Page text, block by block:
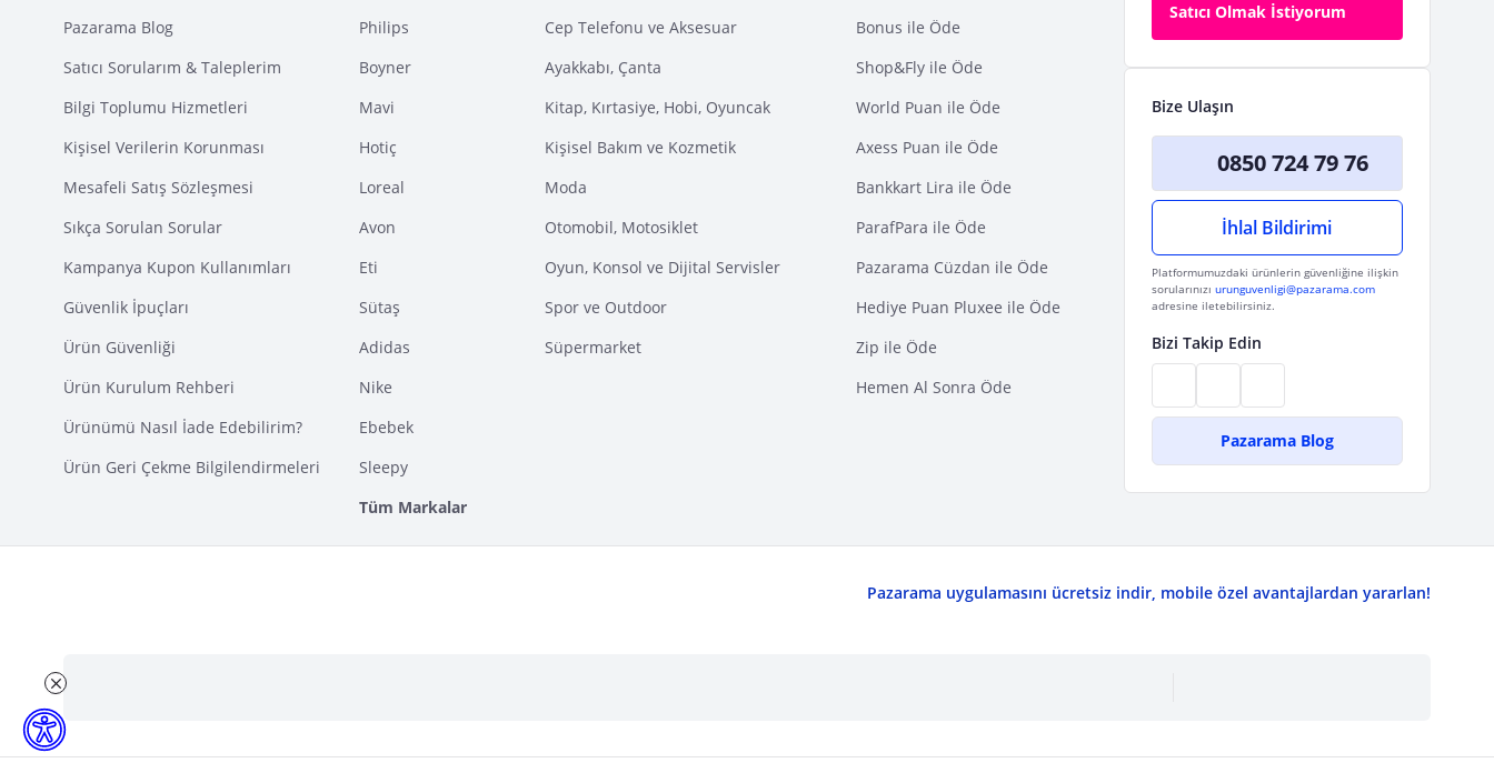
Pazarama Blog
Satıcı Sorularım & Taleplerim
Bilgi Toplumu Hizmetleri
Kişisel Verilerin Korunması
Mesafeli Satış Sözleşmesi
Sıkça Sorulan Sorular
Kampanya Kupon Kullanımları
Güvenlik İpuçları
Ürün Güvenliği
Ürün Kurulum Rehberi
Ürünümü Nasıl İade Edebilirim?
Ürün Geri Çekme Bilgilendirmeleri
Philips
Boyner
Mavi
Hotiç
Loreal
Avon
Eti
Sütaş
Adidas
Nike
Ebebek
Sleepy
Tüm Markalar
Cep Telefonu ve Aksesuar
Ayakkabı, Çanta
Kitap, Kırtasiye, Hobi, Oyuncak
Kişisel Bakım ve Kozmetik
Moda
Otomobil, Motosiklet
Oyun, Konsol ve Dijital Servisler
Spor ve Outdoor
Süpermarket
Bonus ile Öde
Shop&Fly ile Öde
World Puan ile Öde
Axess Puan ile Öde
Bankkart Lira ile Öde
ParafPara ile Öde
Pazarama Cüzdan ile Öde
Hediye Puan Pluxee ile Öde
Zip ile Öde
Hemen Al Sonra Öde
Satıcı Olmak İstiyorum
Bize Ulaşın
0850 724 79 76
İhlal Bildirimi
Platformumuzdaki ürünlerin güvenliğine ilişkin
sorularınızı urunguvenligi@pazarama.com
adresine iletebilirsiniz.
Bizi Takip Edin
Pazarama Blog
Pazarama uygulamasını ücretsiz indir, mobile özel avantajlardan yararlan!